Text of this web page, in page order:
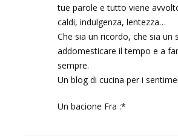
tue parole e tutto viene
caldi, indulgenza, lentezza…
Che sia un ricordo, che sia un
addomesticare il tempo e a
sempre.
Un blog di cucina per i
Un bacione Fra :*